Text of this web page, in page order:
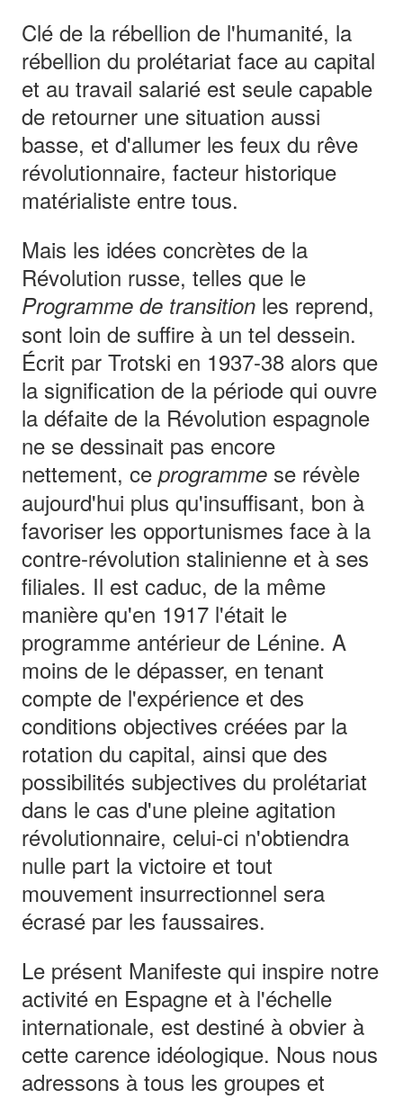
Clé de la rébellion de l'humanité, la
rébellion du prolétariat face au capital
et au travail salarié est seule capable
de retourner une situation aussi
basse, et d'allumer les feux du rêve
révolutionnaire, facteur historique
matérialiste entre tous.
Mais les idées concrètes de la
Révolution russe, telles que le
Programme de transition les reprend,
sont loin de suffire à un tel dessein.
Écrit par Trotski en 1937-38 alors que
la signification de la période qui ouvre
la défaite de la Révolution espagnole
ne se dessinait pas encore
nettement, ce programme se révèle
aujourd'hui plus qu'insuffisant, bon à
favoriser les opportunismes face à la
contre-révolution stalinienne et à ses
filiales. Il est caduc, de la même
manière qu'en 1917 l'était le
programme antérieur de Lénine. A
moins de le dépasser, en tenant
compte de l'expérience et des
conditions objectives créées par la
rotation du capital, ainsi que des
possibilités subjectives du prolétariat
dans le cas d'une pleine agitation
révolutionnaire, celui-ci n'obtiendra
nulle part la victoire et tout
mouvement insurrectionnel sera
écrasé par les faussaires.
Le présent Manifeste qui inspire notre
activité en Espagne et à l'échelle
internationale, est destiné à obvier à
cette carence idéologique. Nous nous
adressons à tous les groupes et